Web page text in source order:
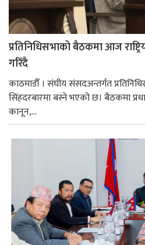
प्रतिनिधिसभाको बैठकमा आज
गरिँदै
काठमाडौँ । संघीय संसदअन्तर्गत
सिंहदरबारमा बस्ने भएको छ। बैठकमा
कानून,...